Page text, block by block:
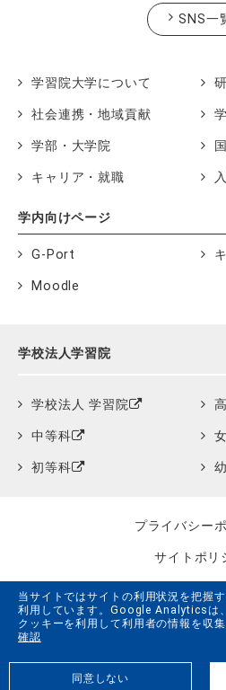
当サイトではサイトの利用状況を把握
利用しています。Google Analyticsは、
クッキーを利用して利用者の情報を収集
確認
同意しない
SNS一
学習院大学について
社会連携・地域貢献
学部・大学院
キャリア・就職
学内向けページ
G-Port
Moodle
学校法人学習院
学校法人 学習院
中等科
初等科
プライバシー
サイトポリ
クッキーポリ
サイトマ